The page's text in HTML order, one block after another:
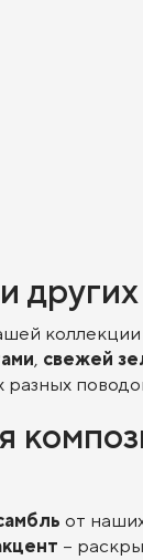
других
коллекции
, свежей
разных
от
–